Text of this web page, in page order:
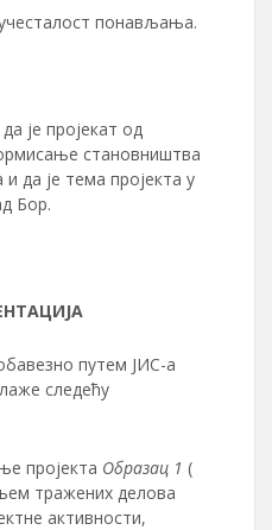
понављања.
да је пројекат од
становништва
да је тема пројекта у
Бор.
путем ЈИС-а
следећу
пројекта Образац 1 (
тражених делова
активности,